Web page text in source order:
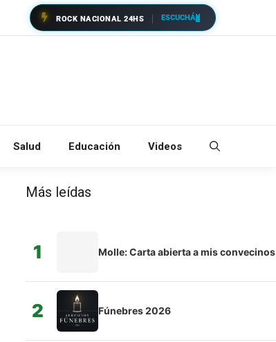
ROCK NACIONAL 24HS ESCUCHÁ
Salud Educación Videos
Más leídas
1 Molle: Carta abierta a mis convecinos
2 Fúnebres 2026